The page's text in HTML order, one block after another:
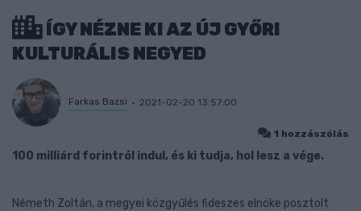
ÍGY NÉZNE KI AZ ÚJ GYŐRI
KULTURÁLIS NEGYED
Farkas Bazsi 2021-02-20 13:57:00
1 hozzászólás
100 milliárd forintról indul, és ki tudja, hol lesz a vége.
Németh Zoltán, a megyei közgyűlés fideszes elnöke posztolt